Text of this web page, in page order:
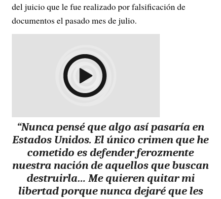
del juicio que le fue realizado por falsificación de
documentos el pasado mes de julio.
“Nunca pensé que algo así pasaría en
Estados Unidos. El único crimen que he
cometido es defender ferozmente
nuestra nación de aquellos que buscan
destruirla… Me quieren quitar mi
libertad porque nunca dejaré que les